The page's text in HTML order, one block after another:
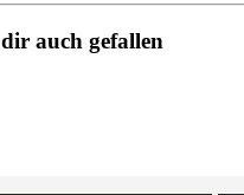
auch gefallen